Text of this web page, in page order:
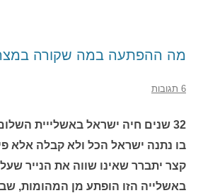
מה ההפתעה במה שקורה
6 תגובות
32 שנים חיה ישראל באשלייית
בו נתנה ישראל הכל ולא קבלה אלא
קצר יתברר שאינו שווה את הנייר
באשלייה הזו הופתע מן המהומות,